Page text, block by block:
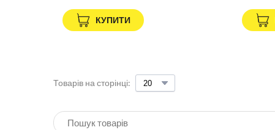
КУПИТИ
Товарів на сторінці: